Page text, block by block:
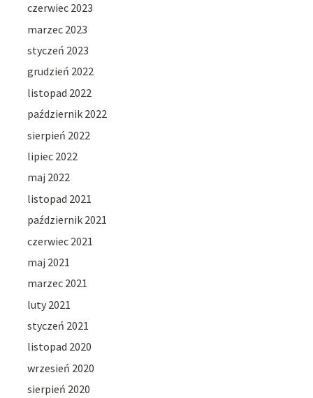
czerwiec 2023
marzec 2023
styczeń 2023
grudzień 2022
listopad 2022
październik 2022
sierpień 2022
lipiec 2022
maj 2022
listopad 2021
październik 2021
czerwiec 2021
maj 2021
marzec 2021
luty 2021
styczeń 2021
listopad 2020
wrzesień 2020
sierpień 2020